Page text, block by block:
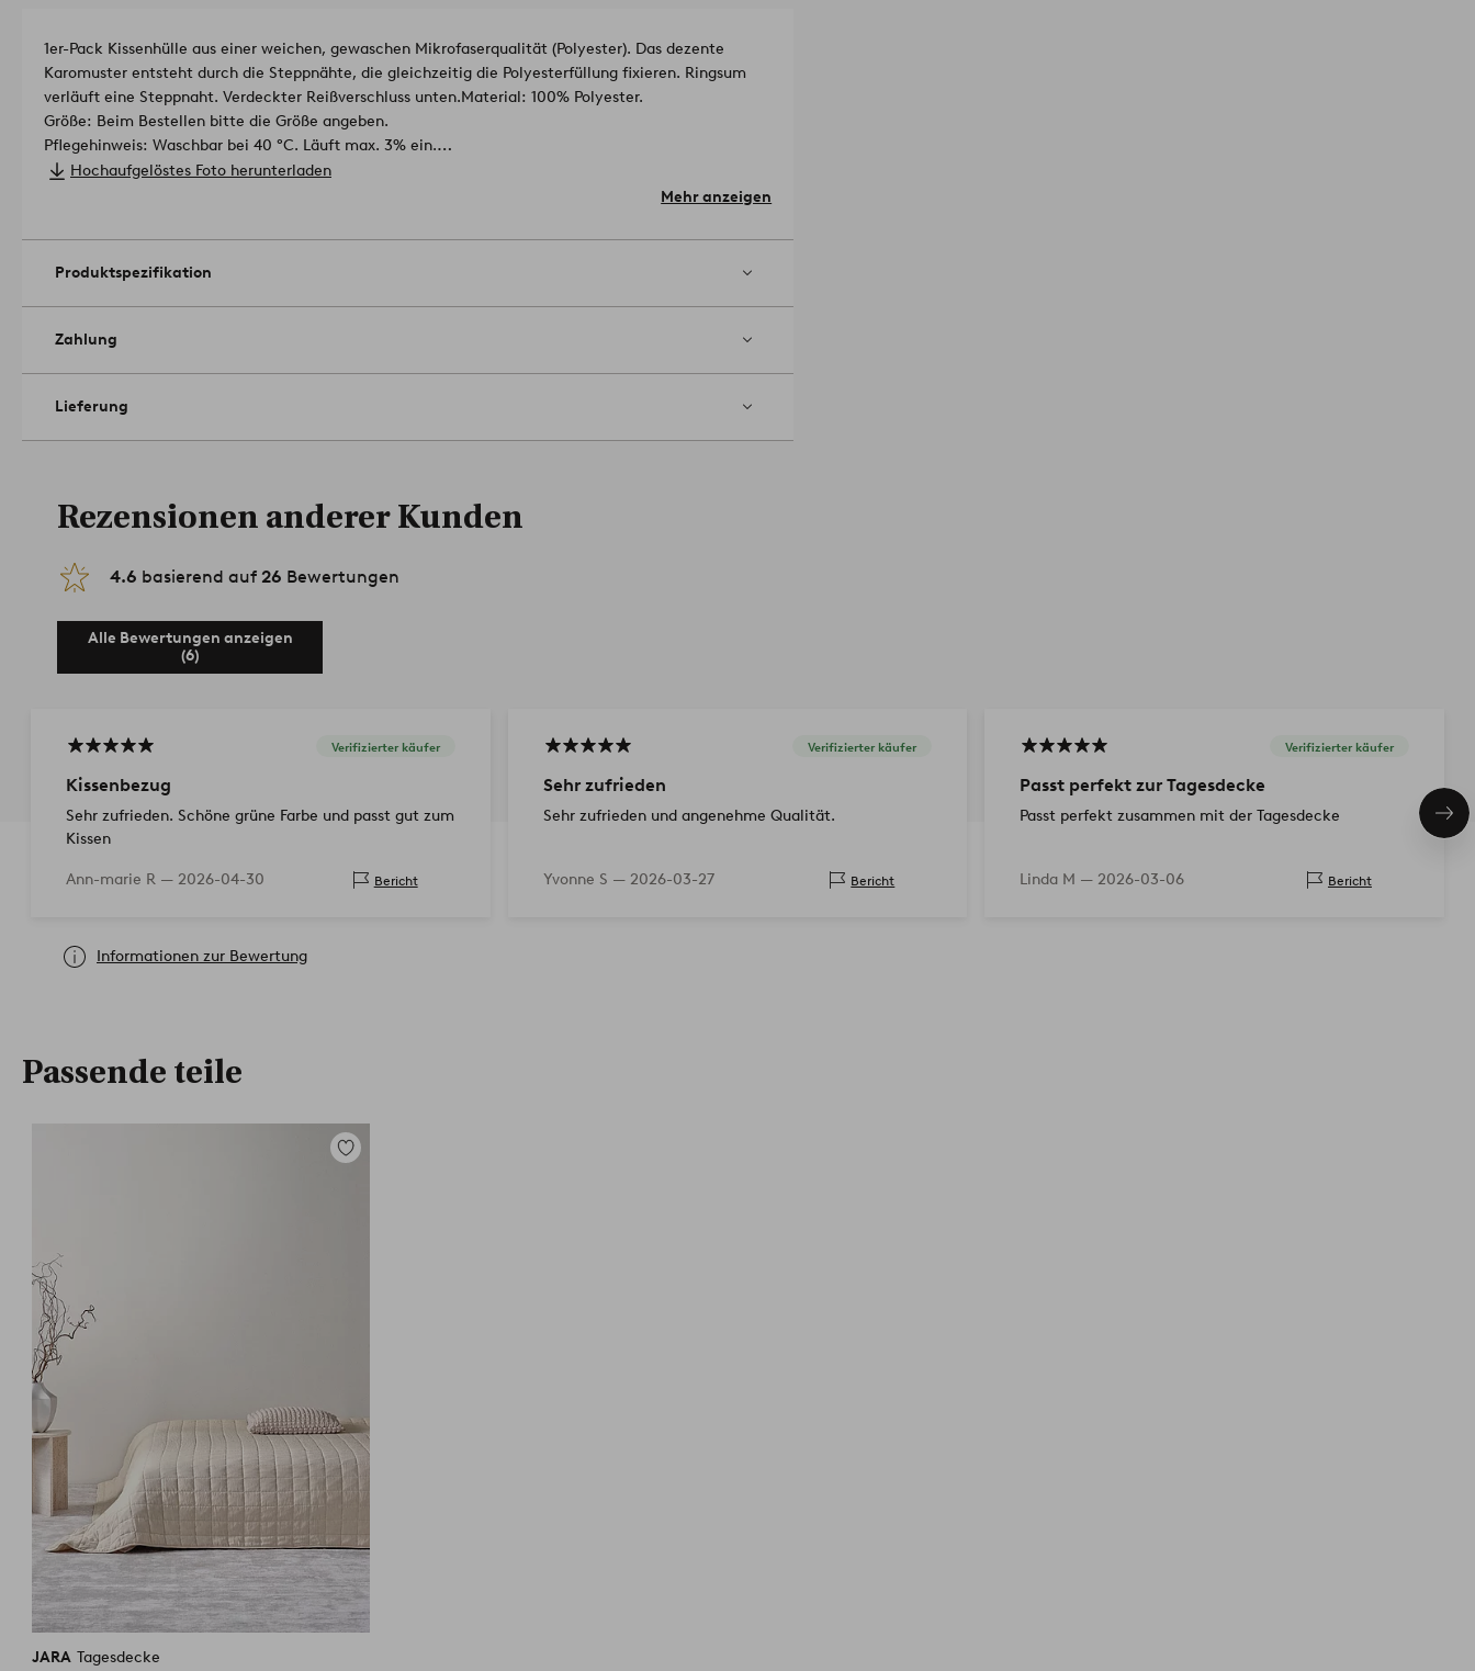
1er-Pack Kissenhülle aus einer weichen, gewaschen Mikrofaserqualität (Polyester). Das dezente
Karomuster entsteht durch die Steppnähte, die gleichzeitig die Polyesterfüllung fixieren. Ringsum
verläuft eine Steppnaht. Verdeckter Reißverschluss unten.Material: 100% Polyester.
Größe: Beim Bestellen bitte die Größe angeben.
Pflegehinweis: Waschbar bei 40 °C. Läuft max. 3% ein.
Tipp: Die Serie JARA enthält auch eine Tagesdecke.
Hochaufgelöstes Foto herunterladen
Mehr anzeigen
Produktspezifikation
Zahlung
Lieferung
Rezensionen anderer Kunden
4.6 basierend auf 26 Bewertungen
Alle Bewertungen anzeigen
(6)
Verifizierter käufer
Kissenbezug
Sehr zufrieden. Schöne grüne Farbe und passt gut zum
Kissen
Ann-marie R — 2026-04-30 Bericht
Verifizierter käufer
Sehr zufrieden
Sehr zufrieden und angenehme Qualität.
Yvonne S — 2026-03-27 Bericht
Verifizierter käufer
Passt perfekt zur Tagesdecke
Passt perfekt zusammen mit der Tagesdecke
Linda M — 2026-03-06 Bericht
Informationen zur Bewertung
Passende teile
Zu
JARA Tagesdecke